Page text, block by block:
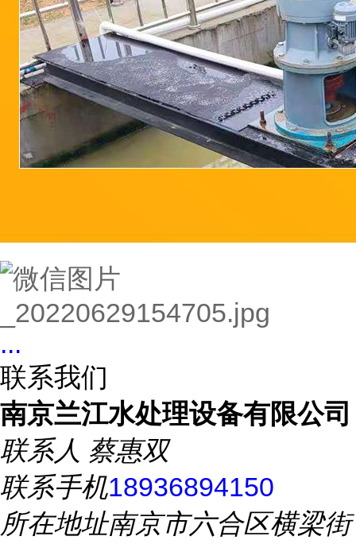
...
联系我们
南京兰江水处理设备有限公司
联系人 蔡惠双
联系手机18936894150
所在地址南京市六合区横梁街